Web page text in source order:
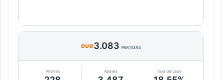
DUO3.083 PARTIDAS
Vitórias Abates Taxa de capa